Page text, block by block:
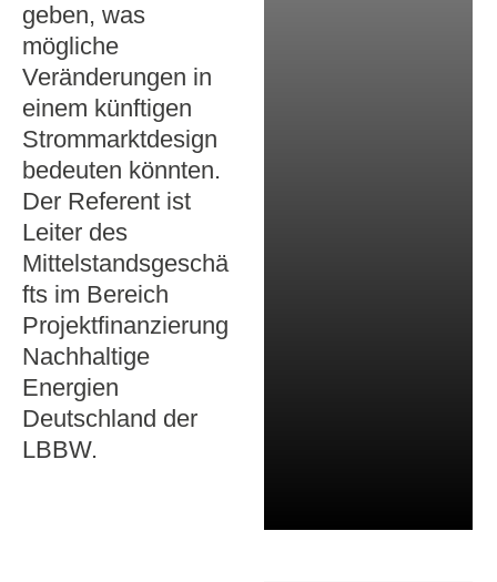
geben, was
mögliche
Veränderungen in
einem künftigen
Strommarktdesign
bedeuten könnten.
Der Referent ist
Leiter des
Mittelstandsgeschä
fts im Bereich
Projektfinanzierung
Nachhaltige
Energien
Deutschland der
LBBW.